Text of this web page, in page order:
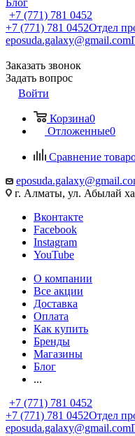
Блог
+7 (771) 781 0452
+7 (771) 781 0452Отдел
eposuda.galaxy@gmail.com
Заказать звонок
Задать вопрос
Войти
Корзина0
Отложенные0
Сравнение
г. Алматы, ул. Абылай
Вконтакте
Facebook
Instagram
YouTube
О компании
Все акции
Доставка
Оплата
Как купить
Бренды
Магазины
Блог
...
+7 (771) 781 0452
+7 (771) 781 0452Отдел
eposuda.galaxy@gmail.com